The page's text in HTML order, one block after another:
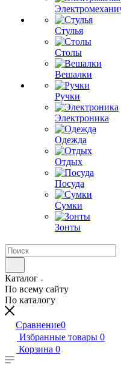
Стулья
Столы
Вешалки
Ручки
Электроника
Одежда
Отдых
Посуда
Сумки
Зонты
Каталог
По всему сайту
По каталогу
Сравнение0
Избранные товары 0
Корзина 0